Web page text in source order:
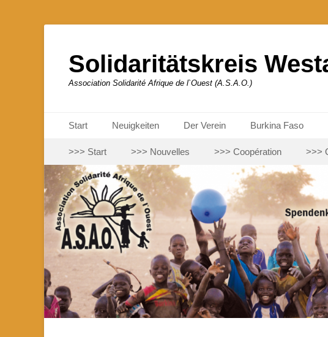
Solidaritätskreis
Association Solidarité Afrique de l`Ouest (A.S.A.O.)
Primäres Menü
Inhalt
Start Neuigkeiten Der Verein Burkina Faso
Sekundäres Menü
springen
>>> Start >>> Nouvelles >>> Coopération >>>